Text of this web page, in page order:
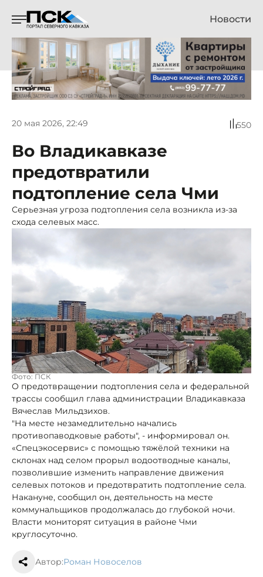
Новости
20 мая 2026, 22:49 550
Во Владикавказе
предотвратили
подтопление села Чми
Серьезная угроза подтопления села возникла из-за
схода селевых масс.
Фото: ПСК
О предотвращении подтопления села и федеральной
трассы сообщил глава администрации Владикавказа
Вячеслав Мильдзихов.
"На месте незамедлительно начались
противопаводковые работы", - информировал он.
«Спецэкосервис» с помощью тяжёлой техники на
склонах над селом прорыл водоотводные каналы,
позволившие изменить направление движения
селевых потоков и предотвратить подтопление села.
Накануне, сообщил он, деятельность на месте
коммунальщиков продолжалась до глубокой ночи.
Власти мониторят ситуация в районе Чми
круглосуточно.
Автор:Роман Новоселов